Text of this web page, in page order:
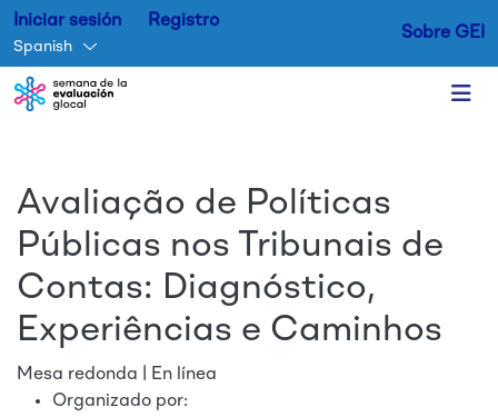
Iniciar sesión Registro
Spanish
Sobre GEI
Avaliação de Políticas
Públicas nos Tribunais de
Contas: Diagnóstico,
Experiências e Caminhos
Mesa redonda | En línea
Organizado por: